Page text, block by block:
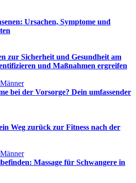
Ursachen, Symptome und
zur Sicherheit und Gesundheit am
und Maßnahmen ergreifen
bei der Vorsorge? Dein umfassender
Weg zurück zur Fitness nach der
Massage für Schwangere in